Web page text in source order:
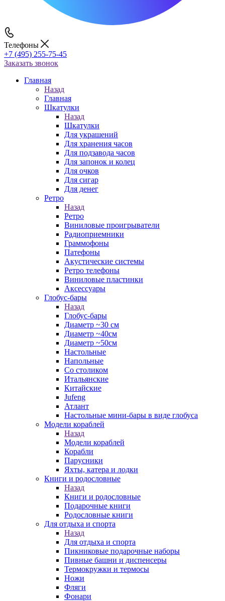
Телефоны
+7 (495) 255-75-45
Заказать звонок
Главная
Назад
Главная
Шкатулки
Назад
Шкатулки
Для украшений
Для хранения часов
Для подзавода часов
Для запонок и колец
Для очков
Для сигар
Для денег
Ретро
Назад
Ретро
Виниловые проигрыватели
Радиоприемники
Граммофоны
Патефоны
Акустические системы
Ретро телефоны
Виниловые пластинки
Аксессуары
Глобус-бары
Назад
Глобус-бары
Диаметр ~30 см
Диаметр ~40см
Диаметр ~50см
Настольные
Напольные
Со столиком
Итальянские
Китайские
Jufeng
Атлант
Настольные мини-бары в виде глобуса
Модели кораблей
Назад
Модели кораблей
Корабли
Парусники
Яхты, катера и лодки
Книги и родословные
Назад
Книги и родословные
Подарочные книги
Родословные книги
Для отдыха и спорта
Назад
Для отдыха и спорта
Пикниковые подарочные наборы
Пивные башни и диспенсеры
Термокружки и термосы
Ножи
Фляги
Фонари